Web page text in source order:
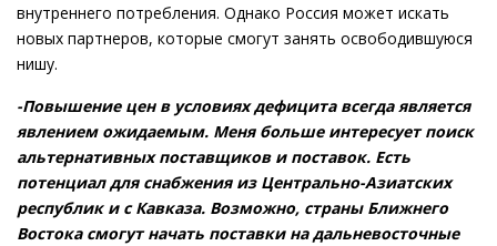
внутреннего потребления. Однако Россия может искать
новых партнеров, которые смогут занять освободившуюся
нишу.
-Повышение цен в условиях дефицита всегда является
явлением ожидаемым. Меня больше интересует поиск
альтернативных поставщиков и поставок. Есть
потенциал для снабжения из Центрально-Азиатских
республик и с Кавказа. Возможно, страны Ближнего
Востока смогут начать поставки на дальневосточные